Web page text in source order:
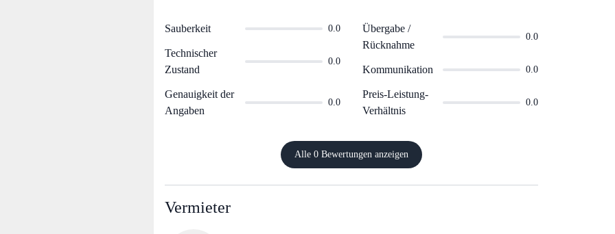
Sauberkeit 0.0
Technischer
Zustand
0.0
Genauigkeit der
Angaben
0.0
Übergabe /
Rücknahme
0.0
Kommunikation 0.0
Preis-Leistung-
Verhältnis
0.0
Alle 0 Bewertungen anzeigen
Vermieter